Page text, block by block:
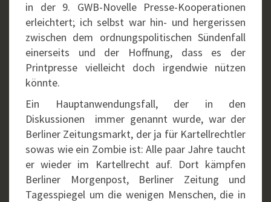
in der 9. GWB-Novelle Presse-Kooperationen
erleichtert; ich selbst war hin- und hergerissen
zwischen dem ordnungspolitischen Sündenfall
einerseits und der Hoffnung, dass es der
Printpresse vielleicht doch irgendwie nützen
könnte.
Ein Hauptanwendungsfall, der in den
Diskussionen immer genannt wurde, war der
Berliner Zeitungsmarkt, der ja für Kartellrechtler
sowas wie ein Zombie ist: Alle paar Jahre taucht
er wieder im Kartellrecht auf. Dort kämpfen
Berliner Morgenpost, Berliner Zeitung und
Tagesspiegel um die wenigen Menschen, die in